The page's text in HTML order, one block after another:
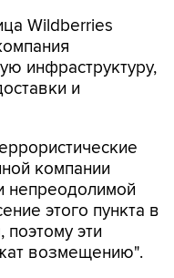
Wildberries
инфраструктуру,
и
компании
непреодолимой
этого пункта в
эти
возмещению".